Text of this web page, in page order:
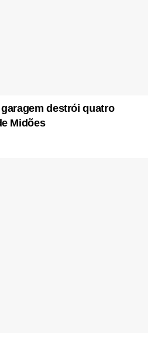
destrói quatro
Midões